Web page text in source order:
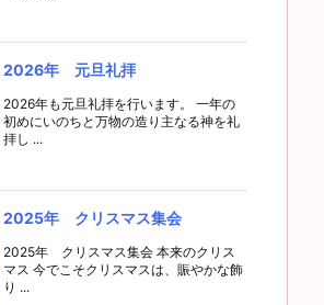
2026年 元旦礼拝
2026年も元旦礼拝を行います。 一年の
初めにいのちと万物の造り主なる神を礼
拝し ...
2025年 クリスマス集会
2025年 クリスマス集会 本来のクリス
マス 今でこそクリスマスは、賑やかな飾
り ...